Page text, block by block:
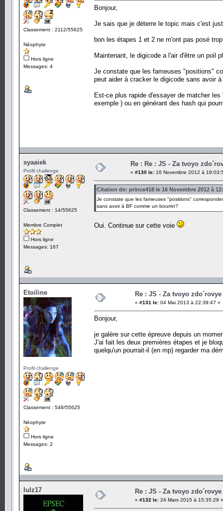
Classement : 2112/55625
Néophyte
Hors ligne
Messages: 4
Bonjour,
Je sais que je déterre le topic mais c'est
bon les étapes 1 et 2 ne m'ont pas posé
Maintenant, le digicode a l'air d'être un poil
Je constate que les fameuses "positions"
peut aider à cracker le digicode sans avoir
Est-ce plus rapide d'essayer de matcher
exemple ) ou en générant des hash qui
syaaiek
Profil challenge
Classement : 14/55625
Membre Complet
Hors ligne
Messages: 167
Re : Re : JS - Za tvoyo
« #130 le: 16 Novembre 2012 à
Citation de: prince418 le 16 Novembre 2012 à
Je constate que les fameuses "positions"
sans avoir à BF comme un bourrin?
Oui. Continue sur cette voie
Etoiline
Profil challenge
Classement : 548/55625
Néophyte
Hors ligne
Messages: 2
Re : JS - Za tvoyo zdo´rovye
« #131 le: 04 Mai 2013 à 22:39:47 »
Bonjour,
je galère sur cette épreuve depuis un
J'ai fait les deux premières étapes et je
quelqu'un pourrait-il (en mp) regarder ma
lulz17 Re : JS - Za tvoyo zdo´rovye
« #132 le: 24 Mars 2015 à 15:35:29 »